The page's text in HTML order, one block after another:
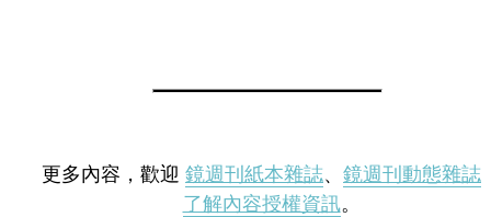
更多內容，歡迎 鏡週刊紙本雜誌、 鏡週刊動態雜誌
了解內容授權資訊。